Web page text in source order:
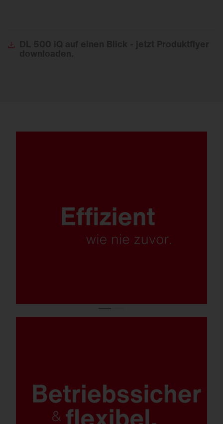
Maximal effizient mit bis zu 179 lm/W.
Wartung.
Flexibel:
Verschiedenen Lichtfarben,